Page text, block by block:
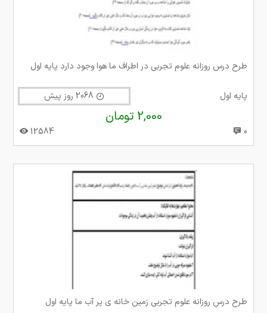
طرح درس روزانه علوم تجربی در اطراف ما هوا وجود دارد پایه اول
پایه اول
2,000 تومان
0
12584
طرح درس روزانه علوم تجربی زمین خانه ی پر آب ما پایه اول